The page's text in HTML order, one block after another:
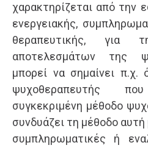
χαρακτηρίζεται από την
ενεργειακής,
θεραπευτικής, για
αποτελεσμάτων της
μπορεί να σημαίνει π.χ.
ψυχοθεραπευτής
συγκεκριμένη μέθοδο
συνδυάζει τη μέθοδο
συμπληρωματικές ή